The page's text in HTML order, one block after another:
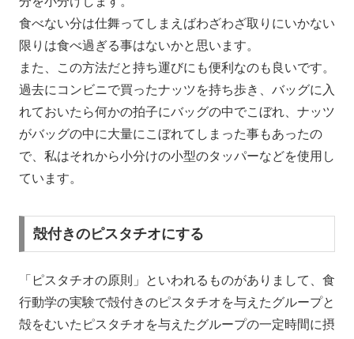
食べない分は仕舞ってしまえばわざわざ取りにいかない
限りは食べ過ぎる事はないかと思います。
また、この方法だと持ち運びにも便利なのも良いです。
過去にコンビニで買ったナッツを持ち歩き、バッグに入
れておいたら何かの拍子にバッグの中でこぼれ、ナッツ
がバッグの中に大量にこぼれてしまった事もあったの
で、私はそれから小分けの小型のタッパーなどを使用し
ています。
殻付きのピスタチオにする
「ピスタチオの原則」といわれるものがありまして、食
行動学の実験で殻付きのピスタチオを与えたグループと
殻をむいたピスタチオを与えたグループの一定時間に摂